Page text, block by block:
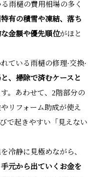
雨樋の費用相場の多く
有の積雪や凍結、落ち
金額や優先順位がほと
ている雨樋の修理·交換·
、掃除で済むケースと
。あわせて、2階部分の
リフォーム助成が使え
で起きやすい「見えない
冷静に見極めながら、
元から出ていくお金を